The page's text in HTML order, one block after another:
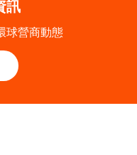
訊
球營商動態